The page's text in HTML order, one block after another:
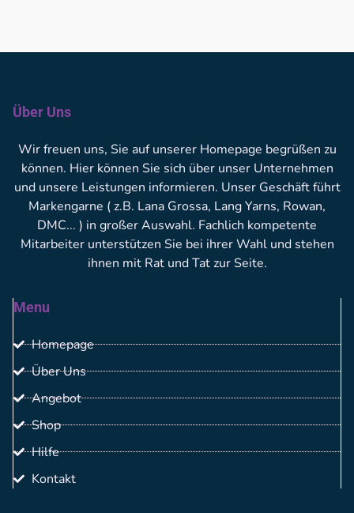
Über Uns
Wir freuen uns, Sie auf unserer Homepage begrüßen zu
können. Hier können Sie sich über unser Unternehmen
und unsere Leistungen informieren. Unser Geschäft führt
Markengarne ( z.B. Lana Grossa, Lang Yarns, Rowan,
DMC... ) in großer Auswahl. Fachlich kompetente
Mitarbeiter unterstützen Sie bei ihrer Wahl und stehen
ihnen mit Rat und Tat zur Seite.
Menu
Homepage
Über Uns
Angebot
Shop
Hilfe
Kontakt